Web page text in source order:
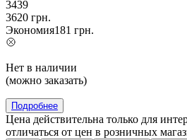
3439
3620 грн.
Экономия181 грн.
Нет в наличии
(можно заказать)
Подробнее
Цена действительна только для
отличаться от цен в розничных